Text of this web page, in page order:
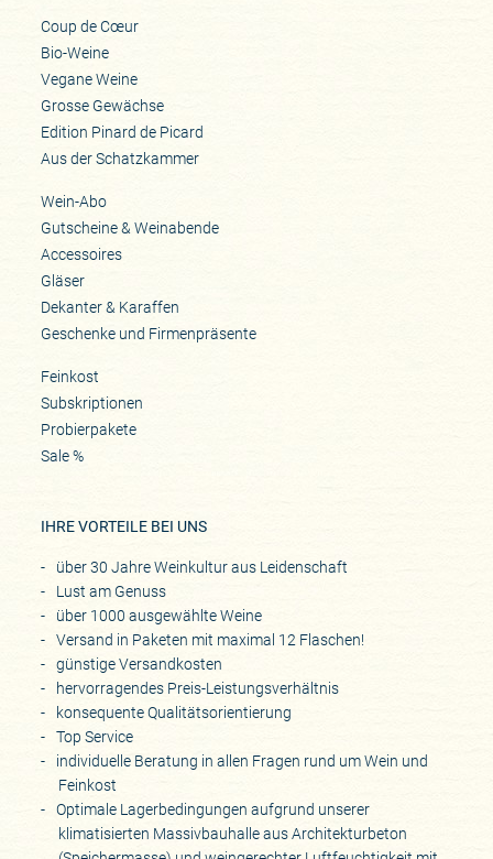
Coup de Cœur
Bio-Weine
Vegane Weine
Grosse Gewächse
Edition Pinard de Picard
Aus der Schatzkammer
Wein-Abo
Gutscheine & Weinabende
Accessoires
Gläser
Dekanter & Karaffen
Geschenke und Firmenpräsente
Feinkost
Subskriptionen
Probierpakete
Sale %
IHRE VORTEILE BEI UNS
über 30 Jahre Weinkultur aus Leidenschaft
Lust am Genuss
über 1000 ausgewählte Weine
Versand in Paketen mit maximal 12 Flaschen!
günstige Versandkosten
hervorragendes Preis-Leistungsverhältnis
konsequente Qualitätsorientierung
Top Service
individuelle Beratung in allen Fragen rund um Wein und
Feinkost
Optimale Lagerbedingungen aufgrund unserer
klimatisierten Massivbauhalle aus Architekturbeton